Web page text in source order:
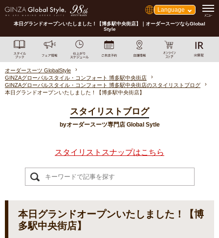
Language
本日グランドオープンいたしました！【博多駅中央街店】｜オーダースーツならGlobal
Style
オーダースーツ GlobalStyle
GINZAグローバルスタイル・コンフォート 博多駅中央街店
GINZAグローバルスタイル・コンフォート 博多駅中央街店のスタイリストブログ
本日グランドオープンいたしました！【博多駅中央街店】
スタイリストブログ
byオーダースーツ専門店 Global Sytle
スタイリストスナップはこちら
本日グランドオープンいたしました！【博
多駅中央街店】